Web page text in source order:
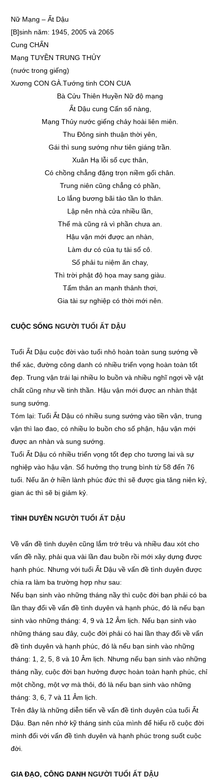
Nữ Mạng – Ất Dậu
[B]sinh năm: 1945, 2005 và 2065
Cung CHẤN
Mạng TUYỀN TRUNG THỦY
(nước trong giếng)
Xương CON GÀ.Tướng tinh CON CUA
Bà Cửu Thiên Huyền Nữ độ mạng
Ất Dậu cung Cấn số nàng,
Mạng Thủy nước giếng chảy hoài liên miên.
Thu Đông sinh thuận thời yên,
Gái thì sung sướng như tiên giáng trần.
Xuân Hạ lỗi số cực thân,
Có chồng chẳng đặng trọn niềm gối chân.
Trung niên cũng chẳng có phần,
Lo lắng bương bãi tảo tần lo thân.
Lập nên nhà cửa nhiều lần,
Thế mà cũng rả vì phần chưa an.
Hậu vận mới được an nhàn,
Làm dư có của tụ tài số cô.
Số phải tu niệm ăn chay,
Thì trời phật độ họa may sang giàu.
Tấm thân an mạnh thảnh thơi,
Gia tài sự nghiệp có thời mới nên.
CUỘC SỐNG NGƯỜI TUỔI ẤT DẬU
Tuổi Ất Dậu cuộc đời vào tuổi nhỏ hoàn toàn sung sướng về
thể xác, đường công danh có nhiều triển vọng hoàn toàn tốt
đẹp. Trung vận trái lại nhiều lo buồn và nhiều nghĩ ngợi về vật
chất cũng như về tinh thần. Hậu vận mới được an nhàn thật
sung sướng.
Tóm lại: Tuổi Ất Dậu có nhiều sung sướng vào tiền vận, trung
vận thì lao đao, có nhiều lo buồn cho số phận, hậu vận mới
được an nhàn và sung sướng.
Tuổi Ất Dậu có nhiều triển vọng tốt đẹp cho tương lai và sự
nghiệp vào hậu vận. Số hưởng thọ trung bình từ 58 đến 76
tuổi. Nếu ăn ở hiền lành phúc đức thì sẽ được gia tăng niên kỷ,
gian ác thì sẽ bị giảm kỷ.
TÌNH DUYÊN NGƯỜI TUỔI ẤT DẬU
Về vấn đề tình duyên cũng lắm trớ trêu và nhiều đau xót cho
vấn đề nầy, phải qua vài lần đau buồn rồi mới xây dựng được
hạnh phúc. Nhưng với tuổi Ất Dậu về vấn đề tình duyên được
chia ra làm ba trường hợp như sau:
Nếu bạn sinh vào những tháng nầy thì cuộc đời bạn phải có ba
lần thay đổi về vấn đề tình duyên và hạnh phúc, đó là nếu bạn
sinh vào những tháng: 4, 9 và 12 Âm lịch. Nếu bạn sinh vào
những tháng sau đây, cuộc đời phải có hai lần thay đổi về vấn
đề tình duyên và hạnh phúc, đó là nếu bạn sinh vào những
tháng: 1, 2, 5, 8 và 10 Âm lịch. Nhưng nếu bạn sinh vào những
tháng nầy, cuộc đời bạn hưởng được hoàn toàn hạnh phúc, chỉ
một chồng, một vợ mà thôi, đó là nếu bạn sinh vào những
tháng: 3, 6, 7 và 11 Âm lịch.
Trên đây là những diễn tiến về vấn đề tình duyên của tuổi Ất
Dậu. Bạn nên nhớ kỹ tháng sinh của mình để hiểu rõ cuộc đời
mình đối với vấn đề tình duyên và hạnh phúc trong suốt cuộc
đời.
GIA ĐẠO, CÔNG DANH NGƯỜI TUỔI ẤT DẬU